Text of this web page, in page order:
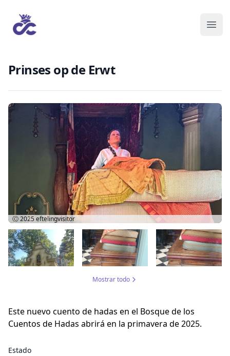
Prinses op de Erwt
Este nuevo cuento de hadas en el Bosque de los
Cuentos de Hadas abrirá en la primavera de 2025.
Estado
Ⓒ 2025eftelingvisitor
Mostrar todo